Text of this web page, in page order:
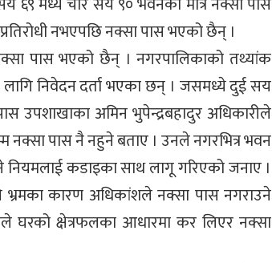
नभएपछि नक्सा पास भएको छैन् ।
पास भएको छैन् । नगरपालिकाको तथ्यांक
निवेदन दर्ता भएका छन् । जसमध्ये दुई सय
उपशाखाका अमिन भुपेन्द्रबहादुर अधिकारीले
नक्सा पास नै नहुने बताए । उनले नगरभित्र भवन
नियमलाई कडाइका साथ लागू गरिएको जनाए ।
भ्रमका कारण अधिकांशले नक्सा पास नगराउने
घरको क्षेत्रफलका आधारमा कर लिएर नक्सा